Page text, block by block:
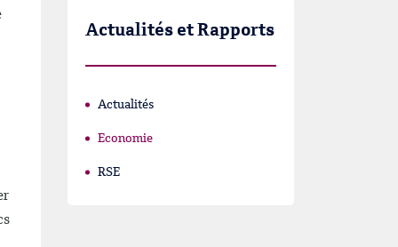
Actualités et Rapports
Actualités
Economie
RSE